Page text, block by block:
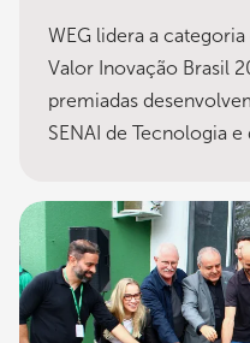
WEG lidera a
Valor Inovação Brasil
premiadas
SENAI de Tecnologia